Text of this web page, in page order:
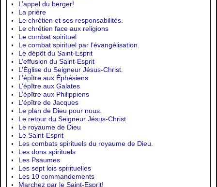
L’appel du berger!
La prière
Le chrétien et ses responsabilités.
Le chrétien face aux religions
Le combat spirituel
Le combat spirituel par l’évangélisation.
Le dépôt du Saint-Esprit
L’effusion du Saint-Esprit
L’Église du Seigneur Jésus-Christ.
L’épître aux Éphésiens
L’épître aux Galates
L’épître aux Philippiens
L’épître de Jacques
Le plan de Dieu pour nous.
Le retour du Seigneur Jésus-Christ
Le royaume de Dieu
Le Saint-Esprit
Les combats spirituels du royaume de Dieu.
Les dons spirituels
Les Psaumes
Les sept lois spirituelles
Les 10 commandements
Marchez par le Saint-Esprit!